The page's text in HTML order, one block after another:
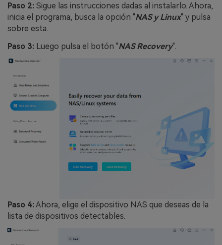
Paso 2: Sigue las instrucciones dadas al instalarlo. Ahora,
inicia el programa, busca la opción "NAS y Linux" y pulsa
sobre esta.
Paso 3: Luego pulsa el botón "NAS Recovery".
Paso 4:Ahora, elige el dispositivo NAS que deseas de la
lista de dispositivos detectables.